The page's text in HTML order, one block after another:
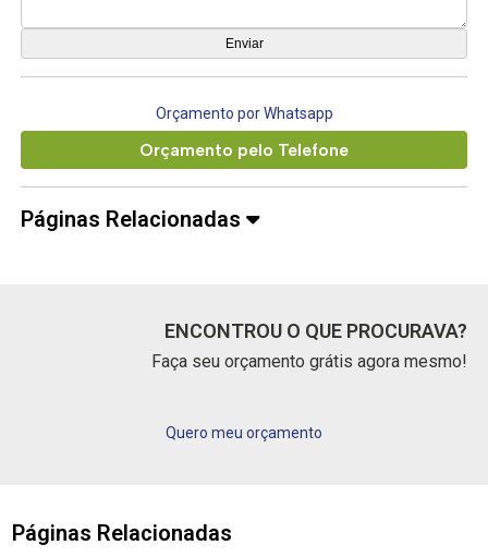
Orçamento por Whatsapp
Orçamento pelo Telefone
Páginas Relacionadas
ENCONTROU O QUE PROCURAVA?
Faça seu orçamento grátis agora mesmo!
Quero meu orçamento
Páginas Relacionadas